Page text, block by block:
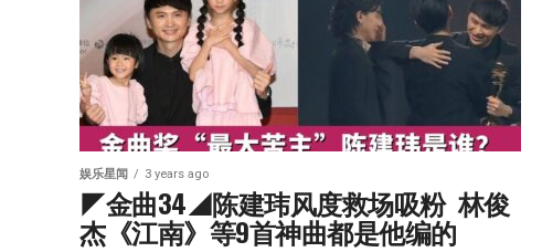
娱乐星闻 3 years ago
◤金曲34◢陈建玮风度救场吸粉  林俊
杰《江南》等9首神曲都是他编的